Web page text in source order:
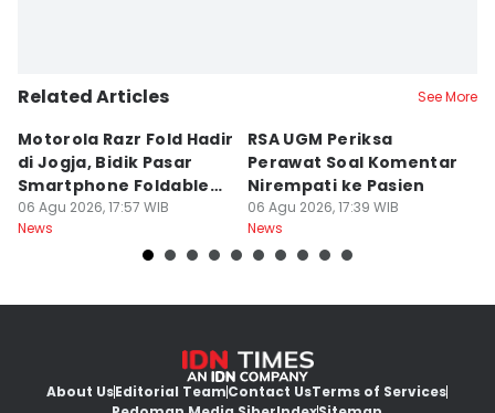
Related Articles See More
Motorola Razr Fold Hadir
di Jogja, Bidik Pasar
Smartphone Foldable
Premium
06 Agu 2026, 17:57 WIB
News
RSA UGM Periksa
Perawat Soal Komentar
Nirempati ke Pasien
06 Agu 2026, 17:39 WIB
News
About UsEditorial TeamContact UsTerms of Services